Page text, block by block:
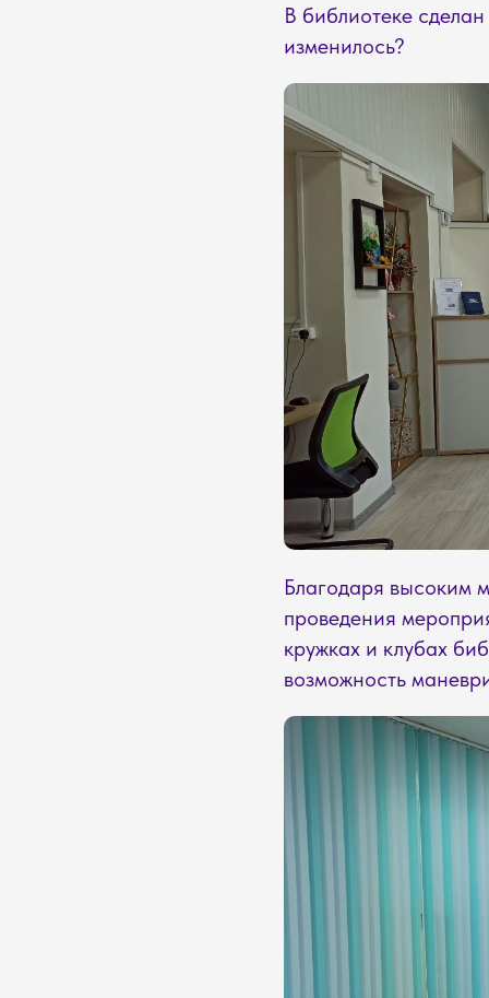
В библиотеке
изменилось?
Благодаря высоким
проведения
кружках и клубах
возможность